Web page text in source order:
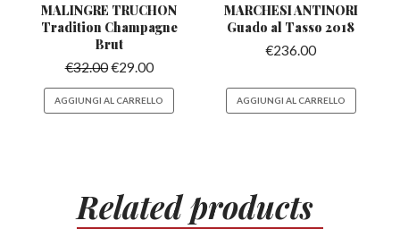
MALINGRE TRUCHON
Tradition Champagne
Brut
€32.00€29.00
AGGIUNGI AL CARRELLO
MARCHESI ANTINORI
Guado al Tasso 2018
€236.00
AGGIUNGI AL CARRELLO
Relatedproducts